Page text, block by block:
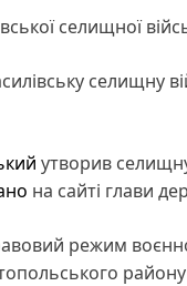
селищної
селищну
утворив селищну
на сайті глави
режим